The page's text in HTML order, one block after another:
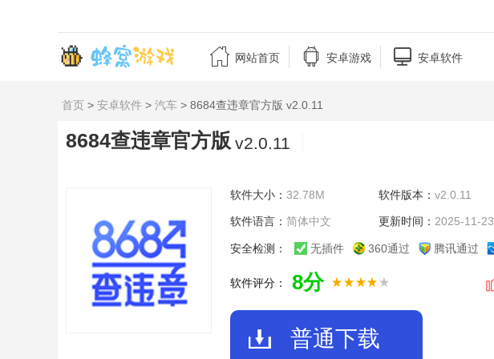
 网站首页  安卓游戏  安卓软件
首页 > 安卓软件 > 汽车 > 8684查违章官方版 v2.0.11
8684查违章官方版 v2.0.11
软件大小： 32.78M 软件版本： v2.0.11
软件语言： 简体中文 更新时间： 2025-11-23
安全检测： 无插件 360通过 腾讯通过
软件评分： 8分
普通下载